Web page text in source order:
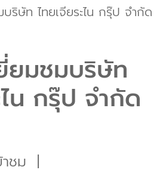
ริษัท ไทยเจียระไน กรุ๊ป จำกัด
ยมชมบริษัท
น กรุ๊ป จำกัด
ชม |